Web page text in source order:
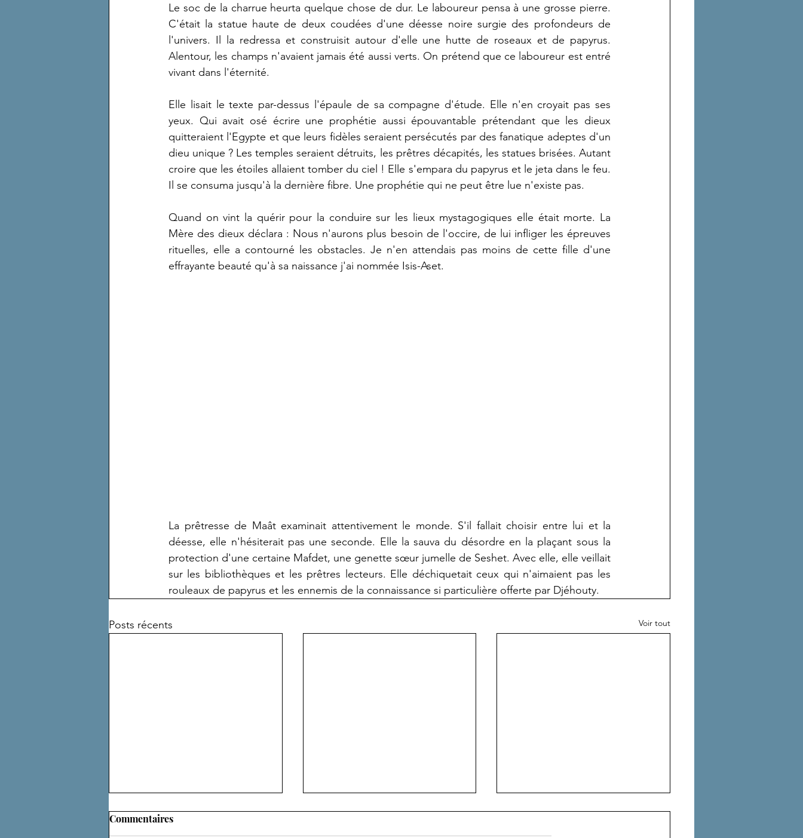
Le soc de la charrue heurta quelque chose de dur. Le laboureur pensa à une grosse pierre.
C'était la statue haute de deux coudées d'une déesse noire surgie des profondeurs de
l'univers. Il la redressa et construisit autour d'elle une hutte de roseaux et de papyrus.
Alentour, les champs n'avaient jamais été aussi verts. On prétend que ce laboureur est entré
vivant dans l'éternité.
Elle lisait le texte par-dessus l'épaule de sa compagne d'étude. Elle n'en croyait pas ses
yeux. Qui avait osé écrire une prophétie aussi épouvantable prétendant que les dieux
quitteraient l'Egypte et que leurs fidèles seraient persécutés par des fanatique adeptes d'un
dieu unique ? Les temples seraient détruits, les prêtres décapités, les statues brisées. Autant
croire que les étoiles allaient tomber du ciel ! Elle s'empara du papyrus et le jeta dans le feu.
Il se consuma jusqu'à la dernière fibre. Une prophétie qui ne peut être lue n'existe pas.
Quand on vint la quérir pour la conduire sur les lieux mystagogiques elle était morte. La
Mère des dieux déclara : Nous n'aurons plus besoin de l'occire, de lui infliger les épreuves
rituelles, elle a contourné les obstacles. Je n'en attendais pas moins de cette fille d'une
effrayante beauté qu'à sa naissance j'ai nommée Isis-Aset.
La prêtresse de Maât examinait attentivement le monde. S'il fallait choisir entre lui et la
déesse, elle n'hésiterait pas une seconde. Elle la sauva du désordre en la plaçant sous la
protection d'une certaine Mafdet, une genette sœur jumelle de Seshet. Avec elle, elle veillait
sur les bibliothèques et les prêtres lecteurs. Elle déchiquetait ceux qui n'aimaient pas les
rouleaux de papyrus et les ennemis de la connaissance si particulière offerte par Djéhouty.
Posts récents Voir tout
Commentaires